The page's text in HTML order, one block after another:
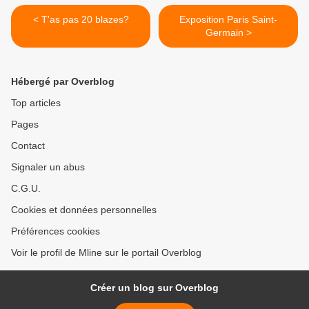
< T'as pas 20 blazes?
Exposition Paris Saint-
Germain >
Hébergé par Overblog
Top articles
Pages
Contact
Signaler un abus
C.G.U.
Cookies et données personnelles
Préférences cookies
Voir le profil de Mline sur le portail Overblog
Créer un blog sur Overblog